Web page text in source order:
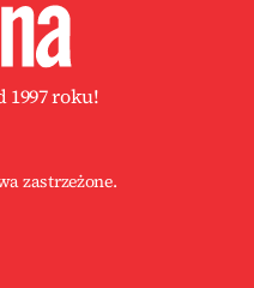
roku!
zastrzeżone.